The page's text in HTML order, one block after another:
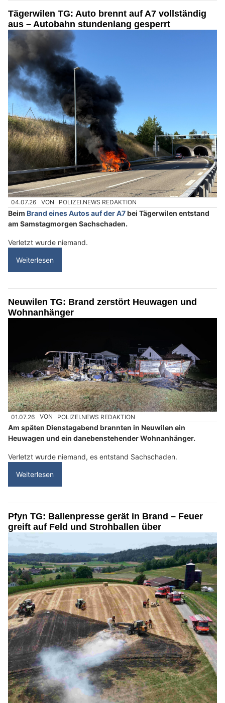
Tägerwilen TG: Auto brennt auf A7 vollständig
aus – Autobahn stundenlang gesperrt
04.07.26 VON POLIZEI.NEWS REDAKTION
Beim Brand eines Autos auf der A7bei Tägerwilen entstand
am Samstagmorgen Sachschaden.
Verletzt wurde niemand.
Weiterlesen
Neuwilen TG: Brand zerstört Heuwagen und
Wohnanhänger
01.07.26 VON POLIZEI.NEWS REDAKTION
Am späten Dienstagabend brannten in Neuwilen ein
Heuwagen und ein danebenstehender Wohnanhänger.
Verletzt wurde niemand, es entstand Sachschaden.
Weiterlesen
Pfyn TG: Ballenpresse gerät in Brand – Feuer
greift auf Feld und Strohballen über